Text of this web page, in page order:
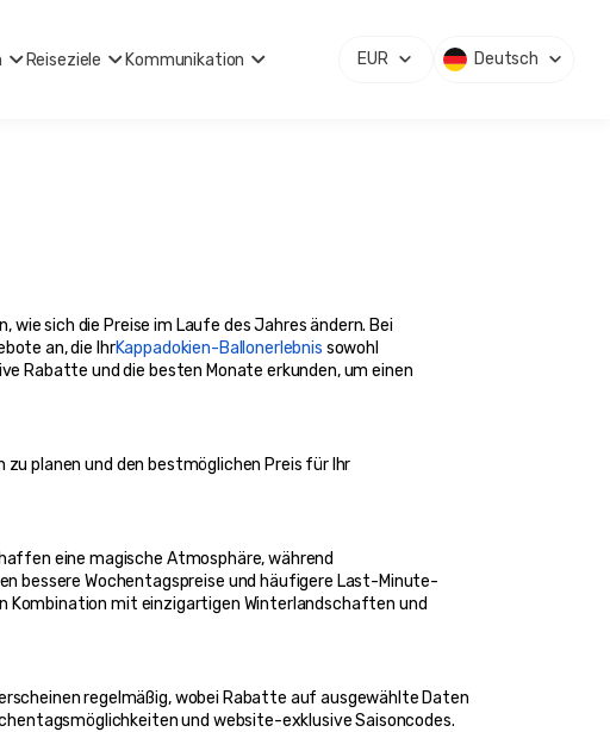
Reiseziele Kommunikation EUR Deutsch
sich die Preise im Laufe des Jahres ändern. Bei
an, die IhrKappadokien-Ballonerlebnis sowohl
Rabatte und die besten Monate erkunden, um einen
planen und den bestmöglichen Preis für Ihr
eine magische Atmosphäre, während
bessere Wochentagspreise und häufigere Last-Minute-
Kombination mit einzigartigen Winterlandschaften und
regelmäßig, wobei Rabatte auf ausgewählte Daten
und website-exklusive Saisoncodes.